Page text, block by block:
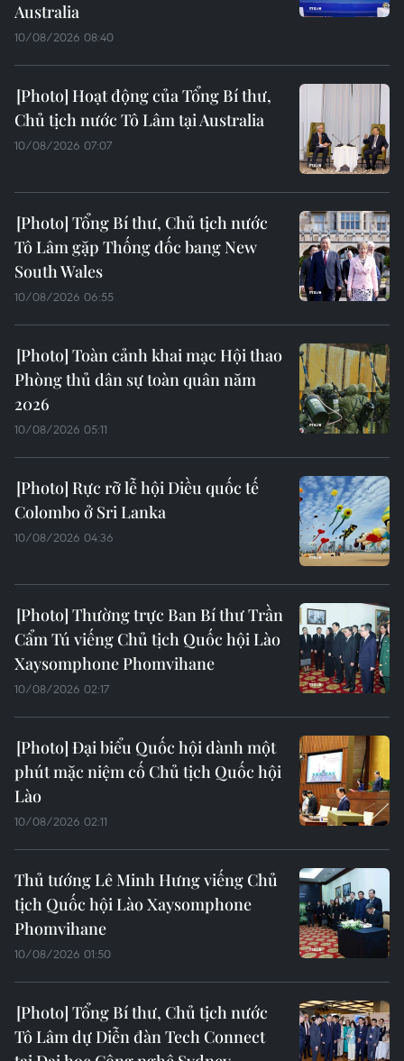
Australia
10/08/2026 08:40
Hoạt động của Tổng Bí thư,
Chủ tịch nước Tô Lâm tại Australia
10/08/2026 07:07
Tổng Bí thư, Chủ tịch nước
Tô Lâm gặp Thống đốc bang New
South Wales
10/08/2026 06:55
Toàn cảnh khai mạc Hội thao
Phòng thủ dân sự toàn quân năm
2026
10/08/2026 05:11
Rực rỡ lễ hội Diều quốc tế
Colombo ở Sri Lanka
10/08/2026 04:36
Thường trực Ban Bí thư Trần
Cẩm Tú viếng Chủ tịch Quốc hội Lào
Xaysomphone Phomvihane
10/08/2026 02:17
Đại biểu Quốc hội dành một
phút mặc niệm cố Chủ tịch Quốc hội
Lào
10/08/2026 02:11
Thủ tướng Lê Minh Hưng viếng Chủ
tịch Quốc hội Lào Xaysomphone
Phomvihane
10/08/2026 01:50
Tổng Bí thư, Chủ tịch nước
Tô Lâm dự Diễn đàn Tech Connect